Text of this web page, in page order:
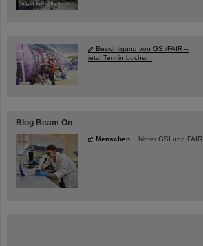
Besichtigung von GSI/FAIR –
jetzt Termin buchen!
Blog Beam On
Menschen ...hinter GSI und FAIR.